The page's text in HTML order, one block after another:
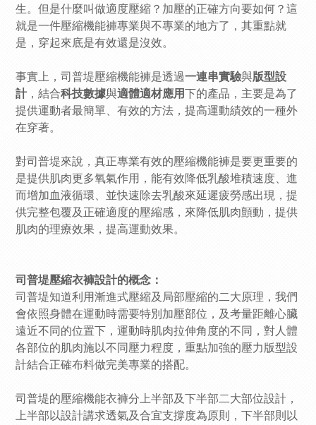
生。但是什麼叫做適度壓縮？加壓的正確方向要如何？這
就是一件壓縮機能褲專業與不專業的地方了，其重點就
是，穿起來底是有效還是沒效。
事實上， 司普堤壓縮機能褲是透過一連串實驗與版型設
計，結合科技數據與適體適材應用 下的產品 ，主要是為了
提供運動者最簡單、有效的方法，提高運動績效的一種外
在穿著。
對司普堤來說，真正專業有效的壓縮機能褲是要更重要的
是提供肌肉更多氧氣作用，能有效降低乳酸堆積速度、進
而增加血液循環、並快速除去乳酸來延遲疲勞感出現，提
供完整包覆及正確適度的壓縮感，來降低肌肉顫動，提供
肌肉的理療效果，提高運動效果。
司普堤壓縮衣褲設計的概念：
司普堤知道利用漸進式壓縮及局部壓縮的二大原理，我們
會依照身體在運動時需要特別加壓部位，及考量距離心臟
遠近不同的位置下，運動時肌肉拉伸角度的不同，對人體
各部位的肌肉施以不同壓力程度，重點加強的壓力版型設
計結合正確布料做完美專業的搭配。
司普堤的壓縮機能衣褲分上半部及下半部二大部位設計，
上半部以設計講求透氣及合宜支撐度為原則，下半部則以